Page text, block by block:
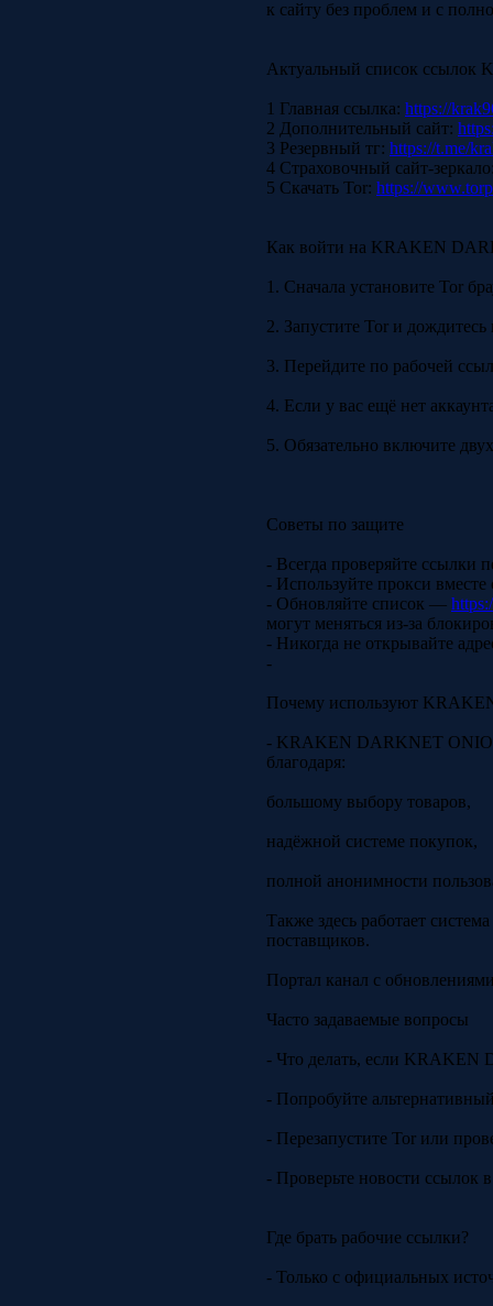
к сайту без проблем и с
Актуальный список
1 Главная ссылка: https://
2 Дополнительный сайт:
3 Резервный тг: https://t.me/
4 Страховочный сайт-
5 Скачать Tor: https://
Как войти на KRAKEN
1. Сначала установите Tor
2. Запустите Tor и дождитесь
3. Перейдите по рабочей
4. Если у вас ещё нет
5. Обязательно включите
Советы по защите
- Всегда проверяйте ссылки
- Используйте прокси
- Обновляйте список —
могут меняться из-за
- Никогда не открывайте
-
Почему используют
- KRAKEN DARKNET
благодаря:
большому выбору товаров,
надёжной системе покупок,
полной анонимности
Также здесь работает
поставщиков.
Портал канал с
Часто задаваемые вопросы
- Что делать, если KRAKEN
- Попробуйте
- Перезапустите Tor или
- Проверьте новости ссылок
Где брать рабочие ссылки?
- Только с официальных